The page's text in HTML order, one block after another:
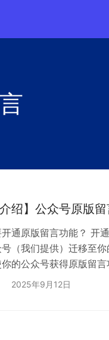
介绍】公众号原版
通原版留言功能？ 开
（我们提供）迁移至
的公众号获得原版留
末尾，是目前实现开通
2025年9月12日